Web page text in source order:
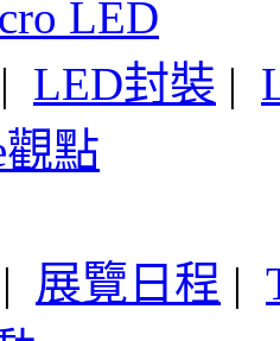
LED
| LED封裝 |
點
| 展覽日程 |